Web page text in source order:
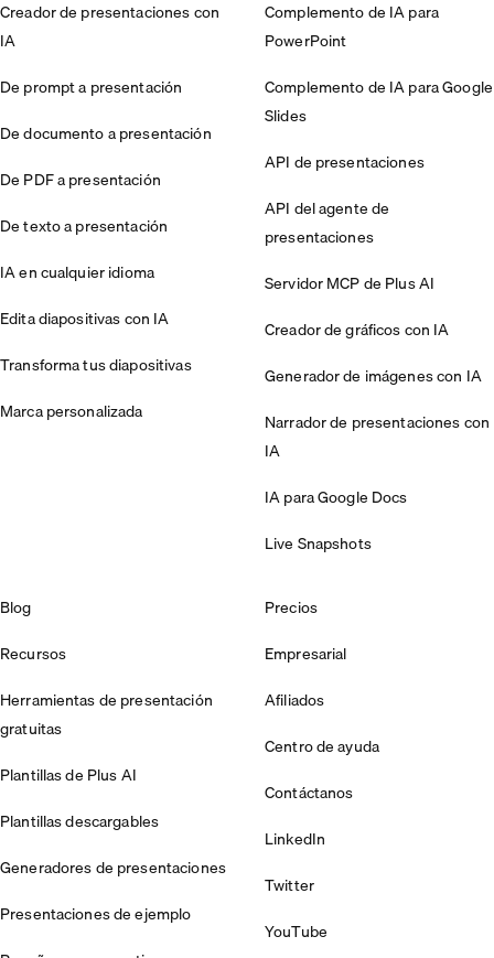
Creador de presentaciones con
IA
De prompt a presentación
De documento a presentación
De PDF a presentación
De texto a presentación
IA en cualquier idioma
Edita diapositivas con IA
Transforma tus diapositivas
Marca personalizada
Complemento de IA para
PowerPoint
Complemento de IA para Google
Slides
API de presentaciones
API del agente de
presentaciones
Servidor MCP de Plus AI
Creador de gráficos con IA
Generador de imágenes con IA
Narrador de presentaciones con
IA
IA para Google Docs
Live Snapshots
Blog
Recursos
Herramientas de presentación
gratuitas
Plantillas de Plus AI
Plantillas descargables
Generadores de presentaciones
Presentaciones de ejemplo
Precios
Empresarial
Afiliados
Centro de ayuda
Contáctanos
LinkedIn
Twitter
YouTube